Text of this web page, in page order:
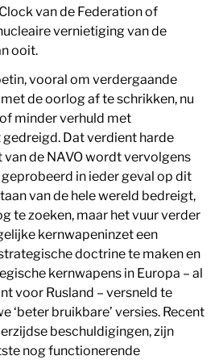
van de Federation of
vernietiging van de
ooit.
vooral om verdergaande
de oorlog af te schrikken, nu
minder verhuld met
Dat verdient harde
van de NAVO wordt vervolgens
in ieder geval op dit
van de hele wereld bedreigt,
te zoeken, maar het vuur verder
kernwapeninzet een
doctrine te maken en
kernwapens in Europa – al
voor Rusland – versneld te
‘beter bruikbare’ versies. Recent
beschuldigingen, zijn
nog functionerende